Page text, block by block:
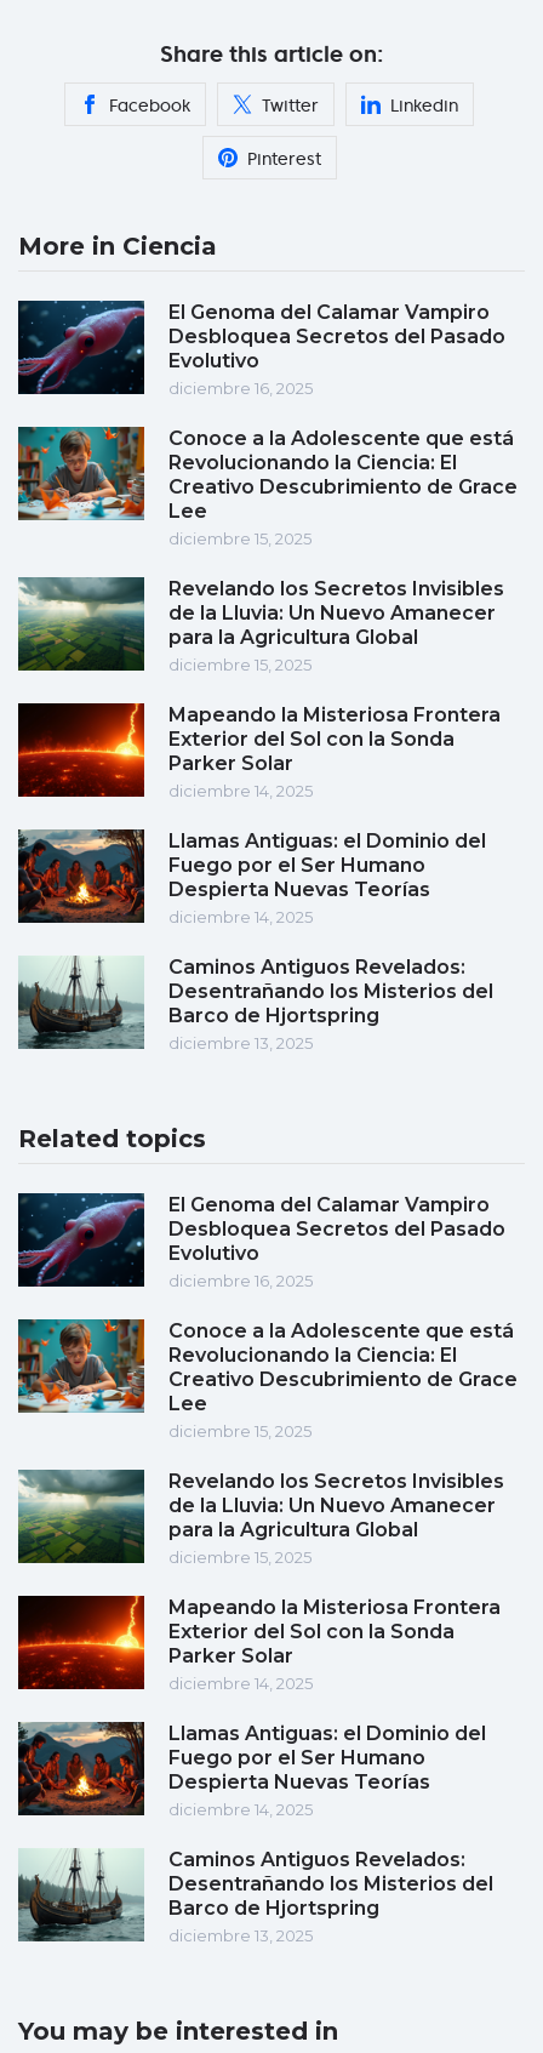
Share this article on:
Facebook Twitter Linkedin
Pinterest
More in Ciencia
El Genoma del Calamar Vampiro
Desbloquea Secretos del Pasado
Evolutivo
diciembre 16, 2025
Conoce a la Adolescente que está
Revolucionando la Ciencia: El
Creativo Descubrimiento de Grace
Lee
diciembre 15, 2025
Revelando los Secretos Invisibles
de la Lluvia: Un Nuevo Amanecer
para la Agricultura Global
diciembre 15, 2025
Mapeando la Misteriosa Frontera
Exterior del Sol con la Sonda
Parker Solar
diciembre 14, 2025
Llamas Antiguas: el Dominio del
Fuego por el Ser Humano
Despierta Nuevas Teorías
diciembre 14, 2025
Caminos Antiguos Revelados:
Desentrañando los Misterios del
Barco de Hjortspring
diciembre 13, 2025
Related topics
El Genoma del Calamar Vampiro
Desbloquea Secretos del Pasado
Evolutivo
diciembre 16, 2025
Conoce a la Adolescente que está
Revolucionando la Ciencia: El
Creativo Descubrimiento de Grace
Lee
diciembre 15, 2025
Revelando los Secretos Invisibles
de la Lluvia: Un Nuevo Amanecer
para la Agricultura Global
diciembre 15, 2025
Mapeando la Misteriosa Frontera
Exterior del Sol con la Sonda
Parker Solar
diciembre 14, 2025
Llamas Antiguas: el Dominio del
Fuego por el Ser Humano
Despierta Nuevas Teorías
diciembre 14, 2025
Caminos Antiguos Revelados:
Desentrañando los Misterios del
Barco de Hjortspring
diciembre 13, 2025
You may be interested in